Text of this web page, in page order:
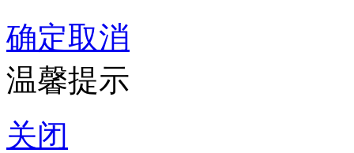
确定取消
温馨提示
关闭